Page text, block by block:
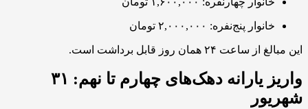
خانوار پنج‌نفره: ۲,۰۰۰,۰۰۰ تومان
این مبالغ از ساعت ۲۴ همان روز قابل برداشت است.
واریز یارانه دهک‌های چهارم تا نهم: ۳۱
شهریور